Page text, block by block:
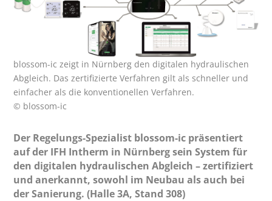
blossom-ic zeigt in Nürnberg den digitalen hydraulischen
Abgleich. Das zertifizierte Verfahren gilt als schneller und
einfacher als die konventionellen Verfahren.
© blossom-ic
Der Regelungs-Spezialist blossom-ic präsentiert
auf der IFH Intherm in Nürnberg sein System für
den digitalen hydraulischen Abgleich – zertifiziert
und anerkannt, sowohl im Neubau als auch bei
der Sanierung. (Halle 3A, Stand 308)